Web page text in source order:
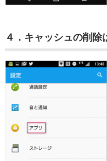
４．キャッシュの削